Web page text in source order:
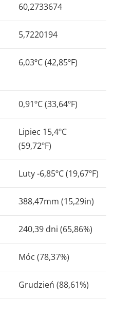
60,2733674
5,7220194
6,03ºC (42,85ºF)
0,91ºC (33,64ºF)
Lipiec 15,4ºC
(59,72ºF)
Luty -6,85ºC (19,67ºF)
388,47mm (15,29in)
240,39 dni (65,86%)
Móc (78,37%)
Grudzień (88,61%)